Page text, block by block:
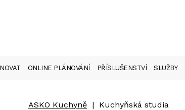
ONLINE PLÁNOVÁNÍ PŘÍSLUŠENSTVÍ SLUŽBY
ASKO Kuchyně | Kuchyňská studia